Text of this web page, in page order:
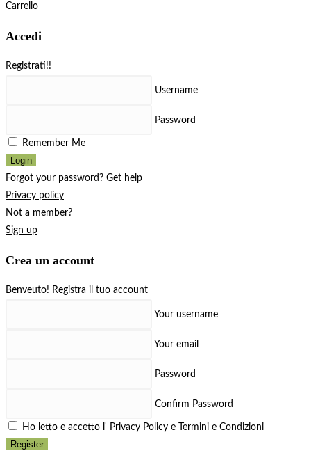
Carrello
Accedi
Registrati!!
Username
Password
Remember Me
Login
Forgot your password? Get help
Privacy policy
Not a member?
Sign up
Crea un account
Benveuto! Registra il tuo account
Your username
Your email
Password
Confirm Password
Ho letto e accetto l' Privacy Policy e Termini e Condizioni
Register